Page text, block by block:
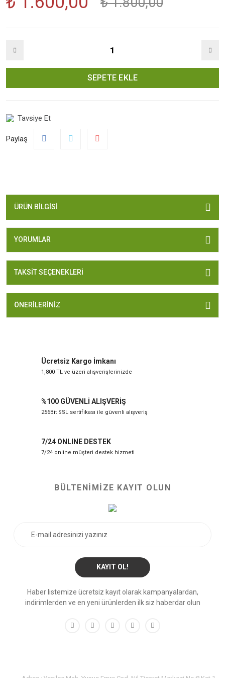
SEPETE EKLE
Tavsiye Et
Paylaş
ÜRÜN BILGISI
YORUMLAR
TAKSIT SEÇENEKLERI
ÖNERILERINIZ
Ücretsiz Kargo İmkanı
1,800 TL ve üzeri alışverişlerinizde
%100 GÜVENLİ ALIŞVERİŞ
256Bit SSL sertifikası ile güvenli alışveriş
7/24 ONLINE DESTEK
7/24 online müşteri destek hizmeti
BÜLTENİMİZE KAYIT OLUN
KAYIT OL!
Haber listemize ücretsiz kayıt olarak kampanyalardan,
indirimlerden ve en yeni ürünlerden ilk siz haberdar olun